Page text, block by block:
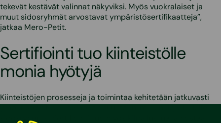
tekevät kestävät valinnat näkyviksi. Myös vuokralaiset ja
muut sidosryhmät arvostavat ympäristösertifikaatteja”,
jatkaa Mero-Petit.
Sertifiointi tuo kiinteistölle
monia hyötyjä
Kiinteistöjen prosesseja ja toimintaa kehitetään jatkuvasti
ympäristöystävällisempään suuntaan, mikä näkyy kaikille